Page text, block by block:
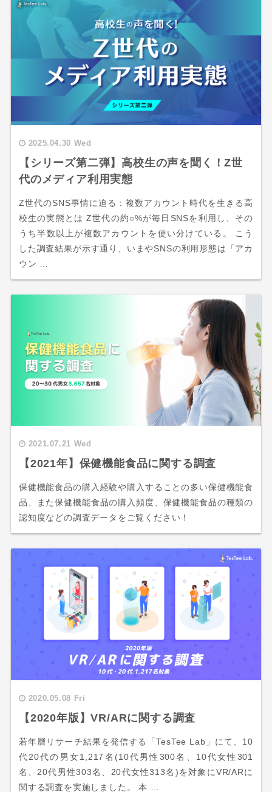
2025.04.30 Wed
【シリーズ第二弾】高校生の声を聞く！Z世
代のメディア利用実態
Z世代のSNS事情に迫る：複数アカウント時代を生きる高
校生の実態とは Z世代の約○%が毎日SNSを利用し、その
うち半数以上が複数アカウントを使い分けている。 こう
した調査結果が示す通り、いまやSNSの利用形態は「アカ
ウン …
2021.07.21 Wed
【2021年】保健機能食品に関する調査
保健機能食品の購入経験や購入することの多い保健機能食
品、また保健機能食品の購入頻度、保健機能食品の種類の
認知度などの調査データをご覧ください！
2020.05.08 Fri
【2020年版】VR/ARに関する調査
若年層リサーチ結果を発信する「TesTee Lab」にて、10
代20代の男女1,217名(10代男性300名、10代女性301
名、20代男性303名、20代女性313名)を対象にVR/ARに
関する調査を実施しました。 本 …